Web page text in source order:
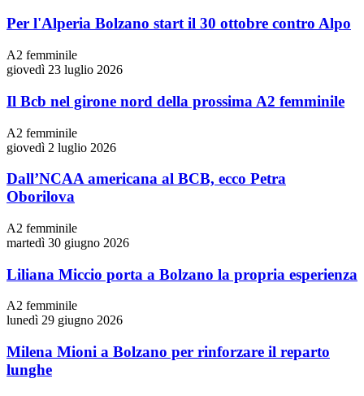
Per l'Alperia Bolzano start il 30 ottobre contro Alpo
A2 femminile
giovedì 23 luglio 2026
Il Bcb nel girone nord della prossima A2 femminile
A2 femminile
giovedì 2 luglio 2026
Dall’NCAA americana al BCB, ecco Petra
Oborilova
A2 femminile
martedì 30 giugno 2026
Liliana Miccio porta a Bolzano la propria esperienza
A2 femminile
lunedì 29 giugno 2026
Milena Mioni a Bolzano per rinforzare il reparto
lunghe